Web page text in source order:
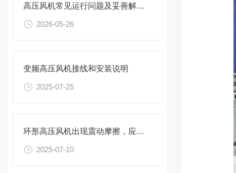
高压风机常见运行问题及妥善解决方法
2026-05-26
变频高压风机接线和安装说明
2025-07-25
环形高压风机出现震动摩擦，应该怎么办！
2025-07-10